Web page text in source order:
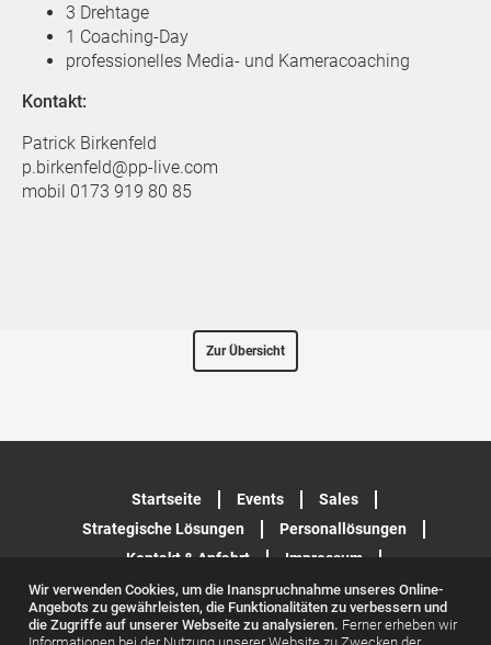
3 Drehtage
1 Coaching-Day
professionelles Media- und Kameracoaching
Kontakt:
Patrick Birkenfeld
p.birkenfeld@pp-live.com
mobil 0173 919 80 85
Zur Übersicht
Startseite Events
Sales
Strategische Lösungen
Personallösungen
Kontakt & Anfahrt
Impressum
Datenschutzerklärung
Wir verwenden Cookies, um die Inanspruchnahme unseres Online-
Angebots zu gewährleisten, die Funktionalitäten zu verbessern und
die Zugriffe auf unserer Webseite zu analysieren. Ferner erheben wir